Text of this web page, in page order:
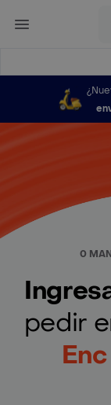
0
pedir
Enc